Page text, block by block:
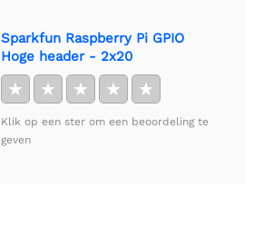
Sparkfun Raspberry Pi GPIO
Hoge header - 2x20
★ ★ ★ ★ ★
Klik op een ster om een beoordeling te
geven